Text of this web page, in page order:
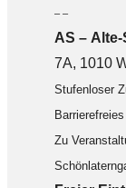
– –
AS –
7A, 1010
Stufenloser
Zu